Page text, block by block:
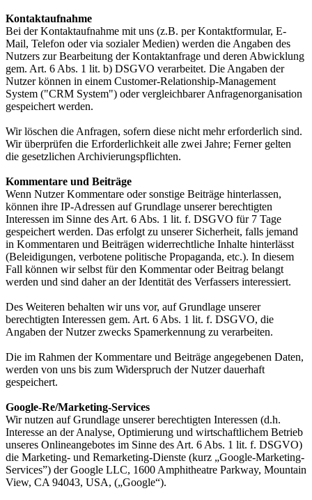
Kontaktaufnahme
Bei der Kontaktaufnahme mit uns (z.B. per Kontaktformular, E-
Mail, Telefon oder via sozialer Medien) werden die Angaben des
Nutzers zur Bearbeitung der Kontaktanfrage und deren Abwicklung
gem. Art. 6 Abs. 1 lit. b) DSGVO verarbeitet. Die Angaben der
Nutzer können in einem Customer-Relationship-Management
System ("CRM System") oder vergleichbarer Anfragenorganisation
gespeichert werden.
Wir löschen die Anfragen, sofern diese nicht mehr erforderlich sind.
Wir überprüfen die Erforderlichkeit alle zwei Jahre; Ferner gelten
die gesetzlichen Archivierungspflichten.
Kommentare und Beiträge
Wenn Nutzer Kommentare oder sonstige Beiträge hinterlassen,
können ihre IP-Adressen auf Grundlage unserer berechtigten
Interessen im Sinne des Art. 6 Abs. 1 lit. f. DSGVO für 7 Tage
gespeichert werden. Das erfolgt zu unserer Sicherheit, falls jemand
in Kommentaren und Beiträgen widerrechtliche Inhalte hinterlässt
(Beleidigungen, verbotene politische Propaganda, etc.). In diesem
Fall können wir selbst für den Kommentar oder Beitrag belangt
werden und sind daher an der Identität des Verfassers interessiert.
Des Weiteren behalten wir uns vor, auf Grundlage unserer
berechtigten Interessen gem. Art. 6 Abs. 1 lit. f. DSGVO, die
Angaben der Nutzer zwecks Spamerkennung zu verarbeiten.
Die im Rahmen der Kommentare und Beiträge angegebenen Daten,
werden von uns bis zum Widerspruch der Nutzer dauerhaft
gespeichert.
Google-Re/Marketing-Services
Wir nutzen auf Grundlage unserer berechtigten Interessen (d.h.
Interesse an der Analyse, Optimierung und wirtschaftlichem Betrieb
unseres Onlineangebotes im Sinne des Art. 6 Abs. 1 lit. f. DSGVO)
die Marketing- und Remarketing-Dienste (kurz „Google-Marketing-
Services”) der Google LLC, 1600 Amphitheatre Parkway, Mountain
View, CA 94043, USA, („Google“).